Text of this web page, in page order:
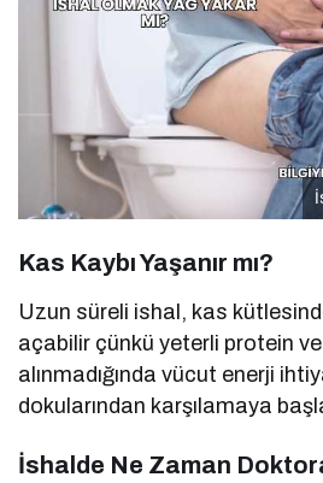
Kas Kaybı Yaşanır mı?
Uzun süreli ishal, kas
açabilir çünkü yeterli protein
alınmadığında vücut enerji
dokularından karşılamaya
İshalde Ne Zaman